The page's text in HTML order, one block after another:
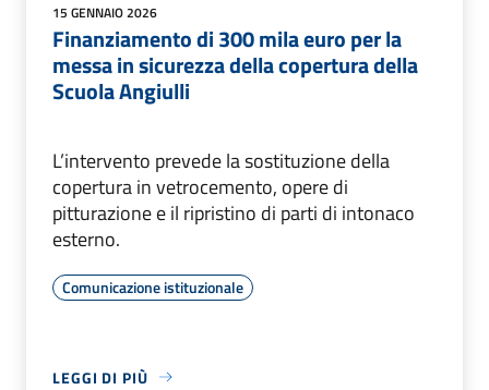
15 GENNAIO 2026
Finanziamento di 300 mila euro per la
messa in sicurezza della copertura della
Scuola Angiulli
L’intervento prevede la sostituzione della
copertura in vetrocemento, opere di
pitturazione e il ripristino di parti di intonaco
esterno.
Comunicazione istituzionale
LEGGI DI PIÙ